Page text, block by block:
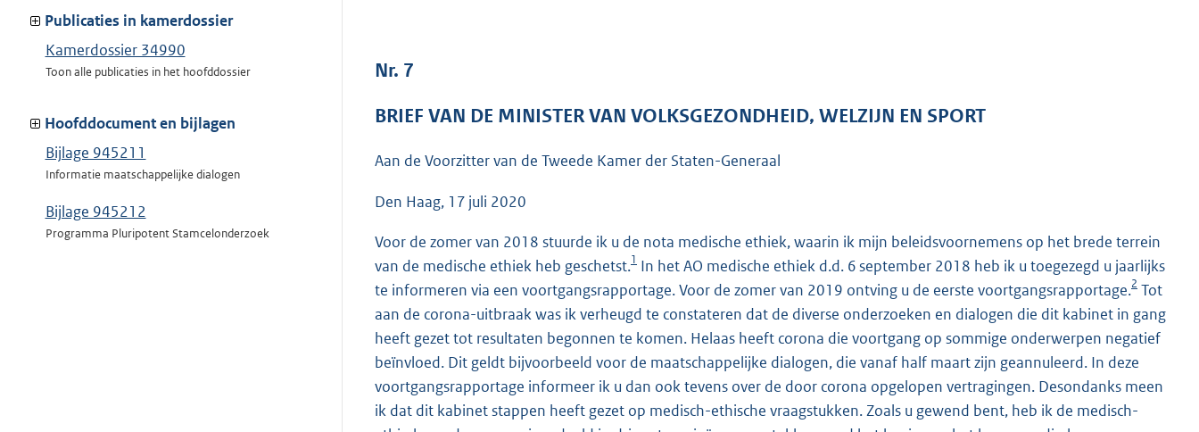
van:
Publicaties in kamerdossier
Kamerdossier 34990
Toon alle publicaties in het hoofddossier
Hoofddocument en bijlagen
Bijlage 945211
Informatie maatschappelijke dialogen
Bijlage 945212
Programma Pluripotent Stamcelonderzoek
r
o
:
7
6
K
b
Nr. 7
BRIEF VAN DE MINISTER VAN VOLKSGEZONDHEID, WELZIJN EN SPORT
Aan de Voorzitter van de Tweede Kamer der Staten-Generaal
Den Haag, 17 juli 2020
Voor de zomer van 2018 stuurde ik u de nota medische ethiek, waarin ik mijn beleidsvoornemens op het brede terrein
van de medische ethiek heb geschetst.1 In het AO medische ethiek d.d. 6 september 2018 heb ik u toegezegd u jaarlijks
te informeren via een voortgangsrapportage. Voor de zomer van 2019 ontving u de eerste voortgangsrapportage.2 Tot
aan de corona-uitbraak was ik verheugd te constateren dat de diverse onderzoeken en dialogen die dit kabinet in gang
heeft gezet tot resultaten begonnen te komen. Helaas heeft corona die voortgang op sommige onderwerpen negatief
beïnvloed. Dit geldt bijvoorbeeld voor de maatschappelijke dialogen, die vanaf half maart zijn geannuleerd. In deze
voortgangsrapportage informeer ik u dan ook tevens over de door corona opgelopen vertragingen. Desondanks meen
ik dat dit kabinet stappen heeft gezet op medisch-ethische vraagstukken. Zoals u gewend bent, heb ik de medisch-